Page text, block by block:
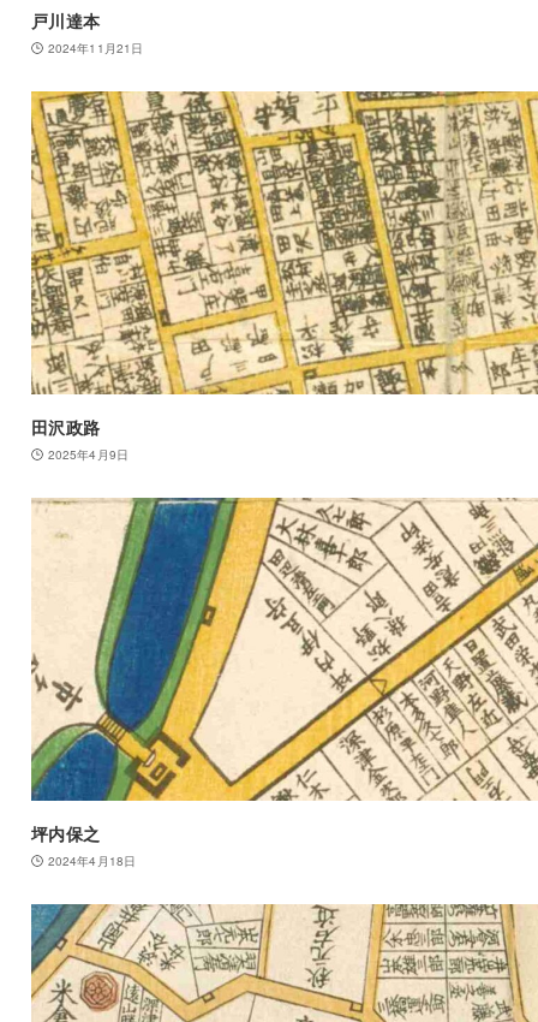
戸川達本
2024年11月21日
田沢政路
2025年4月9日
坪内保之
2024年4月18日